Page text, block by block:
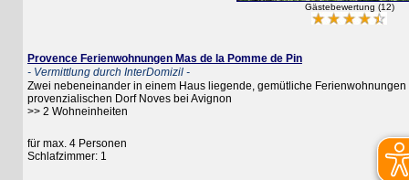
Gästebewertung (12)
Provence Ferienwohnungen Mas de la Pomme de Pin
- Vermittlung durch InterDomizil -
Zwei nebeneinander in einem Haus liegende, gemütliche Ferienwohnungen für
provenzialischen Dorf Noves bei Avignon
>> 2 Wohneinheiten
für max. 4 Personen
Schlafzimmer: 1